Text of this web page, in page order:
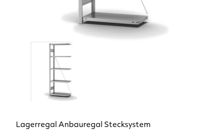
Lagerregal Anbauregal Stecksystem